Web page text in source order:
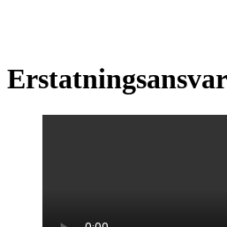
Erstatningsansvar